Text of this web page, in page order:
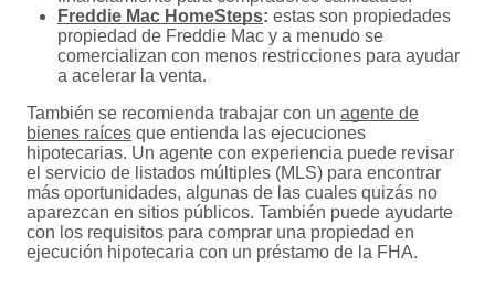
Freddie Mac HomeSteps: estas son propiedades
propiedad de Freddie Mac y a menudo se
comercializan con menos restricciones para ayudar
a acelerar la venta.
También se recomienda trabajar con un agente de
bienes raíces que entienda las ejecuciones
hipotecarias. Un agente con experiencia puede revisar
el servicio de listados múltiples (MLS) para encontrar
más oportunidades, algunas de las cuales quizás no
aparezcan en sitios públicos. También puede ayudarte
con los requisitos para comprar una propiedad en
ejecución hipotecaria con un préstamo de la FHA.